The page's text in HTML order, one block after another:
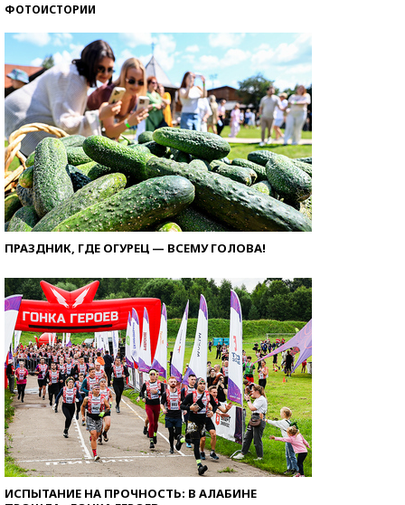
ФОТОИСТОРИИ
ПРАЗДНИК, ГДЕ ОГУРЕЦ — ВСЕМУ ГОЛОВА!
ИСПЫТАНИЕ НА ПРОЧНОСТЬ: В АЛАБИНЕ